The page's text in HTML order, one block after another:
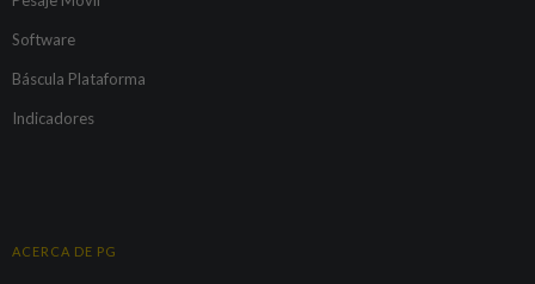
Software
Báscula Plataforma
Indicadores
ACERCA DE PG